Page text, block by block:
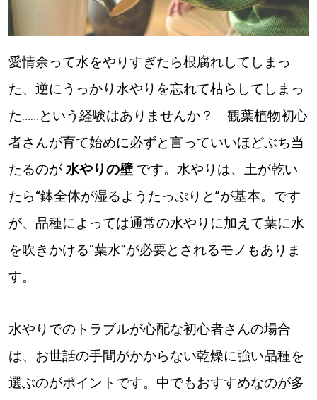
北海道で暮らす、あなたとつくる、
【まったり楽しみたい】 札幌市
【道北のお気に入りを見つけたい】
【道東のお気に入りを見つけたい】
愛情余って水をやりすぎたら根腐れしてしまっ
た、逆にうっかり水やりを忘れて枯らしてしまっ
た……という経験はありませんか？ 観葉植物初心
者さんが育て始めに必ずと言っていいほどぶち当
たるのが 水やりの壁です。水やりは、土が乾い
たら“鉢全体が湿るようたっぷりと”が基本。です
が、品種によっては通常の水やりに加えて葉に水
を吹きかける“葉水”が必要とされるモノもありま
す。
水やりでのトラブルが心配な初心者さんの場合
は、お世話の手間がかからない乾燥に強い品種を
選ぶのがポイントです。中でもおすすめなのが多